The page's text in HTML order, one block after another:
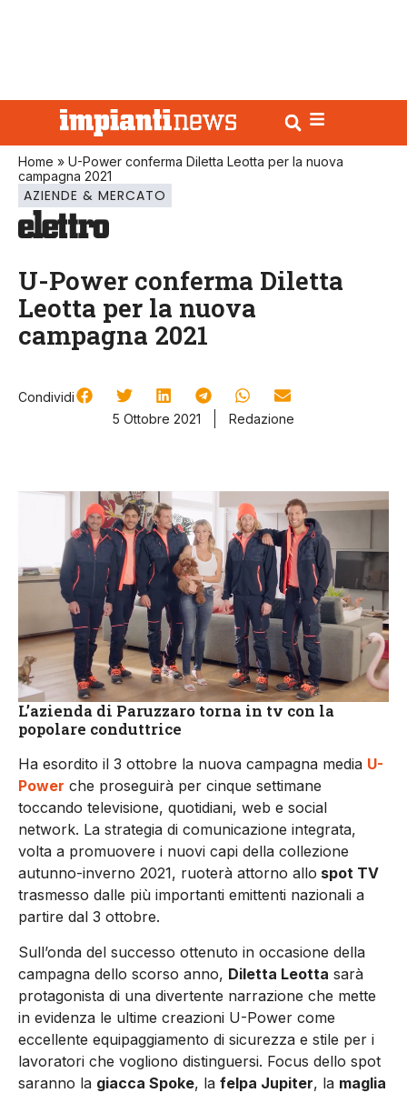
Home » U-Power conferma Diletta Leotta per la nuova
campagna 2021
AZIENDE & MERCATO
U-Power conferma Diletta
Leotta per la nuova
campagna 2021
Condividi
5 Ottobre 2021
Redazione
L’azienda di Paruzzaro torna in tv con la
popolare conduttrice
Ha esordito il 3 ottobre la nuova campagna media U-
Power che proseguirà per cinque settimane
toccando televisione, quotidiani, web e social
network. La strategia di comunicazione integrata,
volta a promuovere i nuovi capi della collezione
autunno-inverno 2021, ruoterà attorno allo spot TV
trasmesso dalle più importanti emittenti nazionali a
partire dal 3 ottobre.
Sull’onda del successo ottenuto in occasione della
campagna dello scorso anno, Diletta Leotta sarà
protagonista di una divertente narrazione che mette
in evidenza le ultime creazioni U-Power come
eccellente equipaggiamento di sicurezza e stile per i
lavoratori che vogliono distinguersi. Focus dello spot
saranno la giacca Spoke, la felpa Jupiter, la maglia